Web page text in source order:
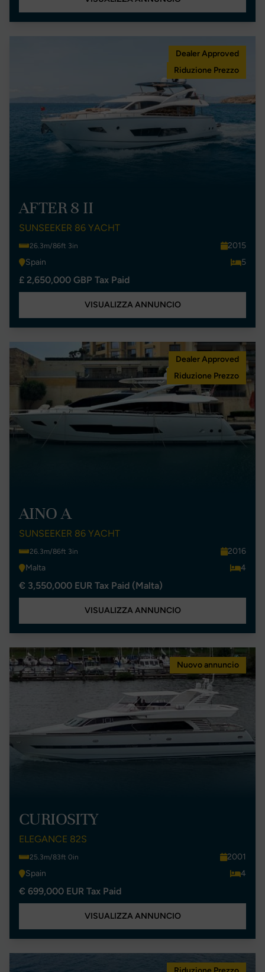
Dealer Approved
Riduzione Prezzo
AFTER 8 II
SUNSEEKER 86 YACHT
26.3m/86ft 3in
2015
Spain
5
£ 2,650,000 GBP Tax Paid
VISUALIZZA ANNUNCIO
Dealer Approved
Riduzione Prezzo
AINO A
SUNSEEKER 86 YACHT
26.3m/86ft 3in
2016
Malta
4
€ 3,550,000 EUR Tax Paid (Malta)
VISUALIZZA ANNUNCIO
Nuovo annuncio
CURIOSITY
ELEGANCE 82S
25.3m/83ft 0in
2001
Spain
4
€ 699,000 EUR Tax Paid
VISUALIZZA ANNUNCIO